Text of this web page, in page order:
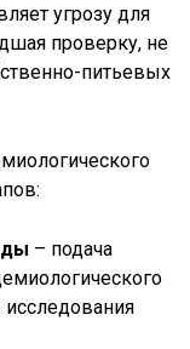
угрозу для
проверку, не
питьевых
– подача